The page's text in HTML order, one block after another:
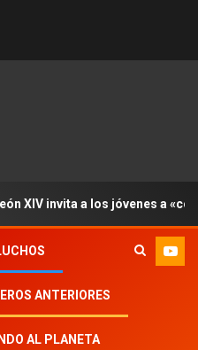
XIV invita a los jóvenes a
ANTERIORES
AL PLANETA